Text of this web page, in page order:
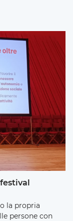
la propria
persone con